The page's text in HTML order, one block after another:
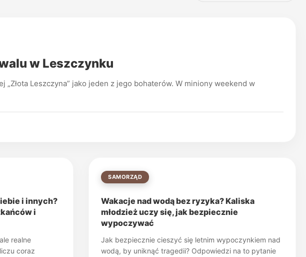
w Leszczynku
Leszczyna” jako jeden z jego bohaterów. W miniony weekend w
i innych?
i
realne
coraz
SAMORZĄD
Wakacje nad wodą bez ryzyka? Kaliska
młodzież uczy się, jak bezpiecznie
wypoczywać
Jak bezpiecznie cieszyć się letnim wypoczynkiem nad
wodą, by uniknąć tragedii? Odpowiedzi na to pytanie